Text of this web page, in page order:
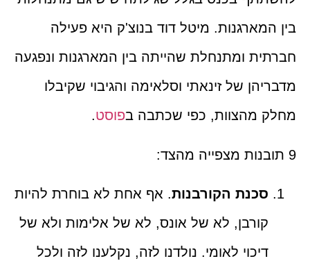
בין המארגנות. מיטל דוד בנוצ'ק היא פעילה
חברתית ומתנחלת שהייתה בין המארגנות ונפגעה
מדבריהן של זינאתי וסלאימה והגיבוי שקיבלו
מחלק מהצוות, כפי שכתבה בפוסט.
9 תובנות מצפייה מהצד:
סכנת הקורבנות. אף אחת לא בוחרת להיות
קורבן, לא של אונס, לא של אלימות ולא של
דיכוי לאומי. נולדנו לזה, נקלענו לזה ולכל